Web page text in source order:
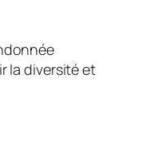
la diversité et